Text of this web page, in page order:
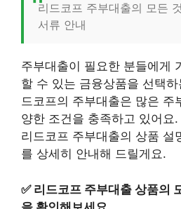
리드코프 주부대출의 모든
서류 안내
주부대출이 필요한 분들에게
할 수 있는 금융상품을 선택
드코프의 주부대출은 많은 주
양한 조건을 충족하고 있어요
리드코프 주부대출의 상품 설
를 상세히 안내해 드릴게요.
✅ 리드코프 주부대출 상품의